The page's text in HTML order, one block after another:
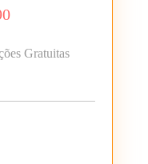
Gratuitas